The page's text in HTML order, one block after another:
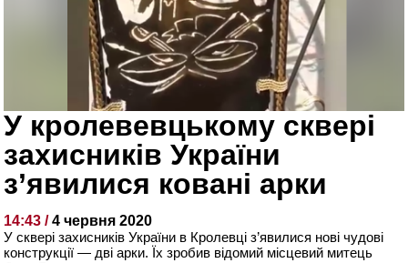
У кролевевцькому сквері
захисників України
з’явилися ковані арки
14:43 /4 червня 2020
У сквері захисників України в Кролевці з’явилися нові чудові
конструкції — дві арки. Їх зробив відомий місцевий митець